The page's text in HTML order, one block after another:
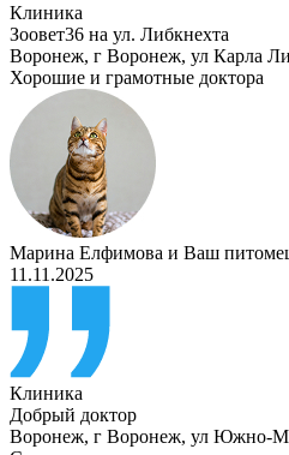
Клиника
Зоовет36 на ул. Либкнехта
Воронеж, г Воронеж, ул Карла
Хорошие и грамотные доктора
Марина Елфимова и Ваш
11.11.2025
Клиника
Добрый доктор
Воронеж, г Воронеж, ул Южно-